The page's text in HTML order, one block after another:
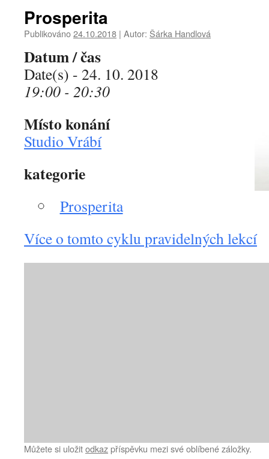
Prosperita
Publikováno24.10.2018 | Autor: Šárka Handlová
Datum / čas
Date(s) - 24. 10. 2018
19:00 - 20:30
Místo konání
Studio Vrábí
kategorie
Prosperita
Více o tomto cyklu pravidelných lekcí
Můžete si uložitodkazpříspěvku mezi své oblíbené záložky.